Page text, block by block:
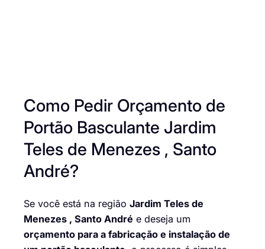
Como Pedir Orçamento de
Portão Basculante Jardim
Teles de Menezes , Santo
André?
Se você está na região Jardim Teles de
Menezes , Santo André e deseja um
orçamento para a fabricação e instalação de